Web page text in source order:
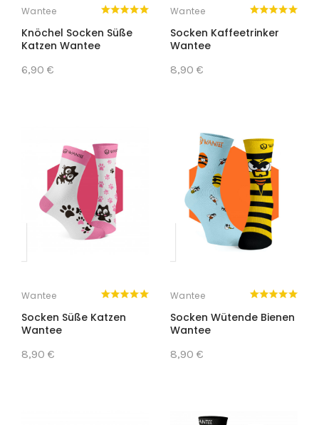
Wantee
Knöchel Socken Süße
Katzen Wantee
6,90 €
Wantee
Socken Kaffeetrinker
Wantee
8,90 €
Wantee
Socken Süße Katzen
Wantee
8,90 €
Wantee
Socken Wütende Bienen
Wantee
8,90 €